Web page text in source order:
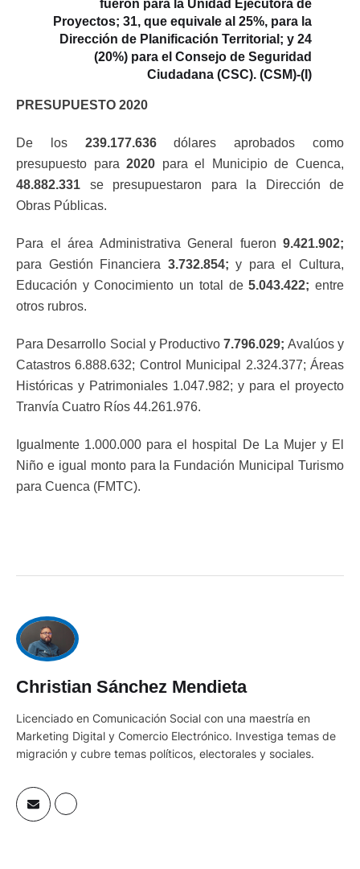
fueron para la Unidad Ejecutora de
Proyectos; 31, que equivale al 25%, para la
Dirección de Planificación Territorial; y 24
(20%) para el Consejo de Seguridad
Ciudadana (CSC). (CSM)-(I)
PRESUPUESTO 2020
De los 239.177.636dólares aprobados como
presupuesto para2020 para el Municipio de Cuenca,
48.882.331 se presupuestaron para la Dirección de
Obras Públicas.
Para el área Administrativa General fueron 9.421.902;
para Gestión Financiera 3.732.854; y para el Cultura,
Educación y Conocimiento un total de5.043.422; entre
otros rubros.
Para Desarrollo Social y Productivo 7.796.029; Avalúos y
Catastros 6.888.632; Control Municipal 2.324.377; Áreas
Históricas y Patrimoniales 1.047.982; y para el proyecto
Tranvía Cuatro Ríos 44.261.976.
Igualmente 1.000.000 para el hospital De La Mujer y El
Niño e igual monto para la Fundación Municipal Turismo
para Cuenca (FMTC).
Christian Sánchez Mendieta
Licenciado en Comunicación Social con una maestría en
Marketing Digital y Comercio Electrónico. Investiga temas de
migración y cubre temas políticos, electorales y sociales.